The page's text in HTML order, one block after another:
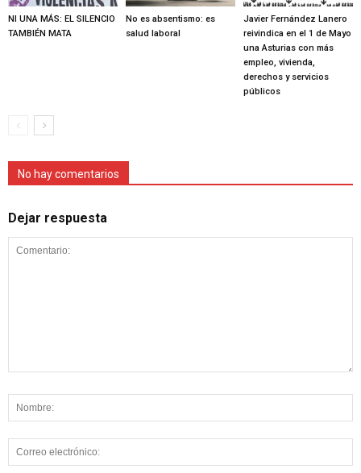
NI UNA MÁS: EL SILENCIO
TAMBIÉN MATA
No es absentismo: es
salud laboral
Javier Fernández Lanero
reivindica en el 1 de Mayo
una Asturias con más
empleo, vivienda,
derechos y servicios
públicos
No hay comentarios
Dejar respuesta